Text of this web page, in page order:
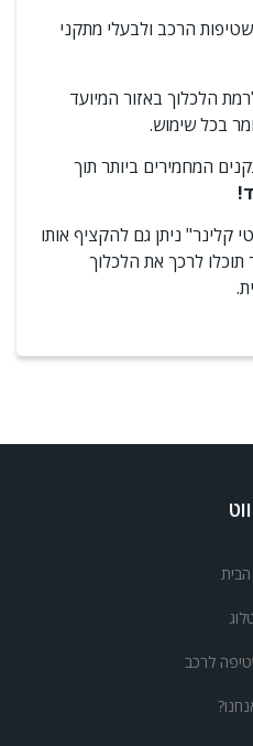
הרכב ולבעלי מתקני
הלכלוך באזור המיועד
בכל שימוש.
המחמירים ביותר תוך
קלינר" ניתן גם להקציף אותו
תוכלו לרכך את הלכלוך
לרכב